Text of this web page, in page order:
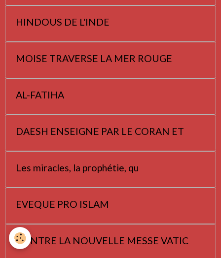
HINDOUS DE L'INDE
MOISE TRAVERSE LA MER ROUGE
AL-FATIHA
DAESH ENSEIGNE PAR LE CORAN ET
Les miracles, la prophétie, qu
EVEQUE PRO ISLAM
CONTRE LA NOUVELLE MESSE VATIC